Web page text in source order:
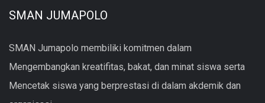
SMAN JUMAPOLO
SMAN Jumapolo membiliki komitmen dalam
Mengembangkan kreatifitas, bakat, dan minat siswa serta
Mencetak siswa yang berprestasi di dalam akdemik dan